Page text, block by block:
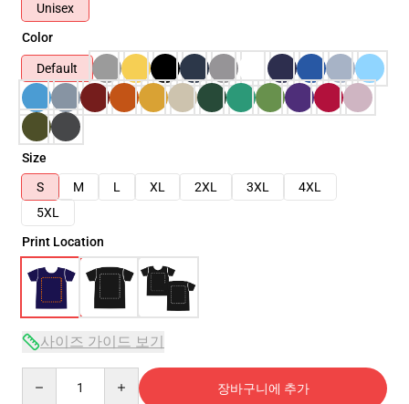
Unisex
Color
Default
Size
S
M L XL 2XL 3XL
4XL
5XL
Print Location
사이즈 가이드 보기
장바구니에 추가